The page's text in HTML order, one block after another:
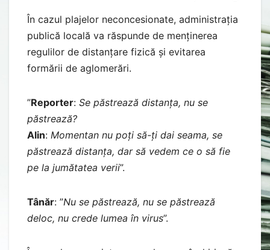
În cazul plajelor neconcesionate, administrația
publică locală va răspunde de menținerea
regulilor de distanțare fizică și evitarea
formării de aglomerări.
”Reporter: Se păstrează distanța, nu se
păstrează?
Alin: Momentan nu poți să-ți dai seama, se
păstrează distanța, dar să vedem ce o să fie
pe la jumătatea verii”.
Tânăr: ”Nu se păstrează, nu se păstrează
deloc, nu crede lumea în virus”.